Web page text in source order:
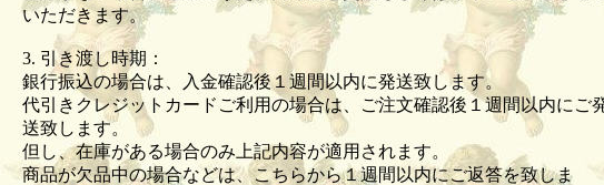
いただきます。
3. 引き渡し時期：
銀行振込の場合は、入金確認後１週間以内に発送致します。
代引きクレジットカードご利用の場合は、ご注文確認後１週間以内にご
送致します。
但し、在庫がある場合のみ上記内容が適用されます。
商品が欠品中の場合などは、こちらから１週間以内にご返答を致しま